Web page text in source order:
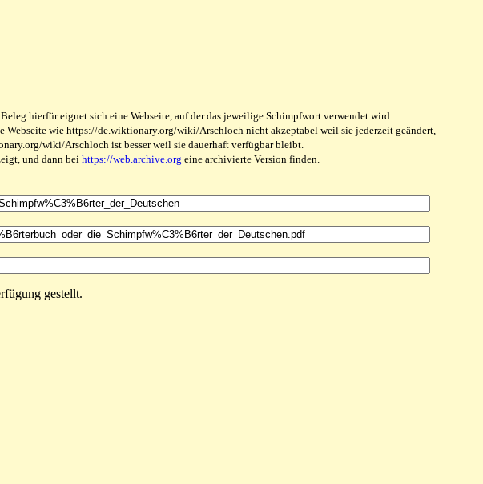
hierfür eignet sich eine Webseite, auf der das jeweilige Schimpfwort verwendet wird.
wie https://de.wiktionary.org/wiki/Arschloch nicht akzeptabel weil sie jederzeit geändert,
wiki/Arschloch ist besser weil sie dauerhaft verfügbar bleibt.
und dann bei https://web.archive.org eine archivierte Version finden.
gestellt.